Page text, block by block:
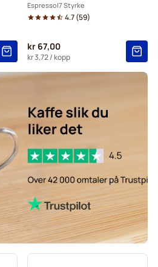
Espresso 7 Styrke
4.7(59)
kr 67,00
kr 3,72/ kopp